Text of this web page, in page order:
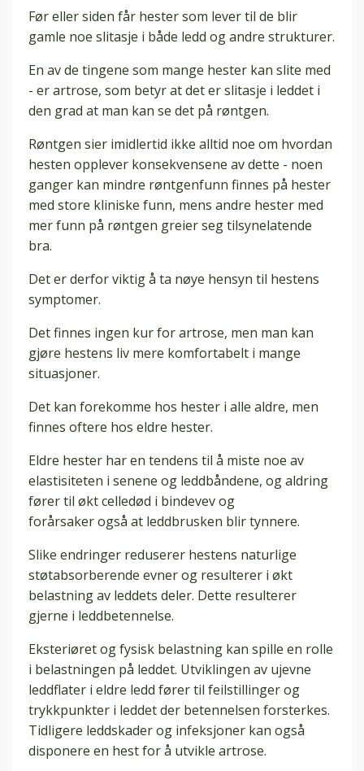
Før eller siden får hester som lever til de blir
gamle noe slitasje i både ledd og andre strukturer.
En av de tingene som mange hester kan slite med
- er artrose, som betyr at det er slitasje i leddet i
den grad at man kan se det på røntgen.
Røntgen sier imidlertid ikke alltid noe om hvordan
hesten opplever konsekvensene av dette - noen
ganger kan mindre røntgenfunn finnes på hester
med store kliniske funn, mens andre hester med
mer funn på røntgen greier seg tilsynelatende
bra.
Det er derfor viktig å ta nøye hensyn til hestens
symptomer.
Det finnes ingen kur for artrose, men man kan
gjøre hestens liv mere komfortabelt i mange
situasjoner.
Det kan forekomme hos hester i alle aldre, men
finnes oftere hos eldre hester.
Eldre hester har en tendens til å miste noe av
elastisiteten i senene og leddbåndene, og aldring
fører til økt celledød i bindevev og
forårsaker også at leddbrusken blir tynnere.
Slike endringer reduserer hestens naturlige
støtabsorberende evner og resulterer i økt
belastning av leddets deler. Dette resulterer
gjerne i leddbetennelse.
Eksteriøret og fysisk belastning kan spille en rolle
i belastningen på leddet. Utviklingen av ujevne
leddflater i eldre ledd fører til feilstillinger og
trykkpunkter i leddet der betennelsen forsterkes.
Tidligere leddskader og infeksjoner kan også
disponere en hest for å utvikle artrose.